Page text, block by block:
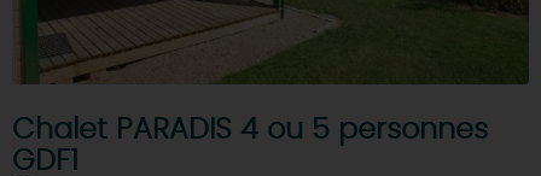
Chalet PARADIS 4 ou 5 personnes
GDF1